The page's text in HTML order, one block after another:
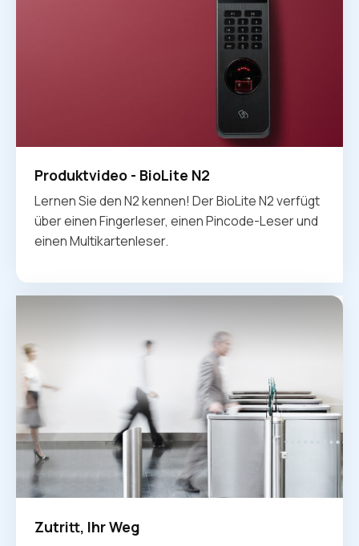
Produktvideo - BioLite N2
Lernen Sie den N2 kennen! Der BioLite N2 verfügt
über einen Fingerleser, einen Pincode-Leser und
einen Multikartenleser.
Zutritt, Ihr Weg